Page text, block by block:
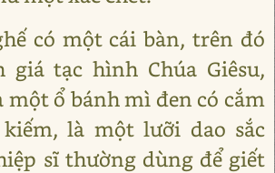
có một cái bàn, trên đó
giá tạc hình Chúa Giêsu,
một ổ bánh mì đen có cắm
là một lưỡi dao sắc
sĩ thường dùng để giết